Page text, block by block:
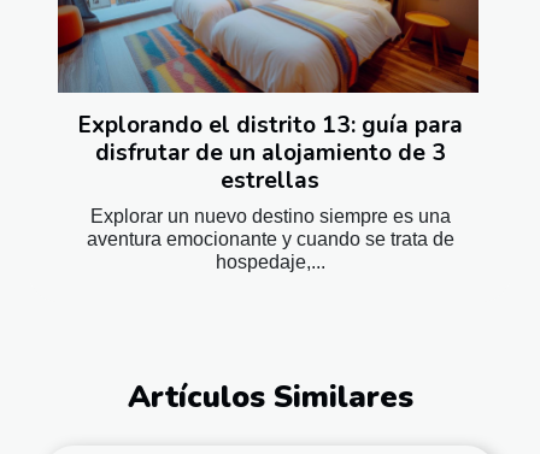
Explorando el distrito 13: guía para
disfrutar de un alojamiento de 3
estrellas
Explorar un nuevo destino siempre es una
aventura emocionante y cuando se trata de
hospedaje,...
Artículos Similares